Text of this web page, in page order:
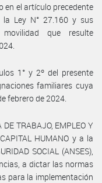
en el artículo precedente
la Ley N° 27.160 y sus
que resulte
1° y 2º del presente
familiares cuya
febrero de 2024.
TRABAJO, EMPLEO Y
HUMANO y a la
SOCIAL (ANSES),
a dictar las normas
para la implementación